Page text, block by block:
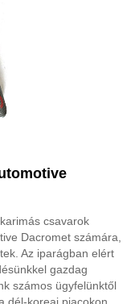
csavarok
Dacromet számára,
Az iparágban elért
gazdag
számos ügyfelünktől